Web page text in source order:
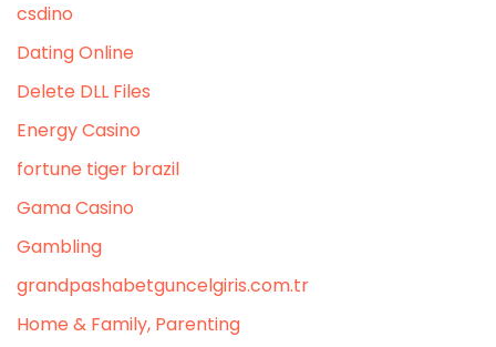
csdino
Dating Online
Delete DLL Files
Energy Casino
fortune tiger brazil
Gama Casino
Gambling
grandpashabetguncelgiris.com.tr
Home & Family, Parenting